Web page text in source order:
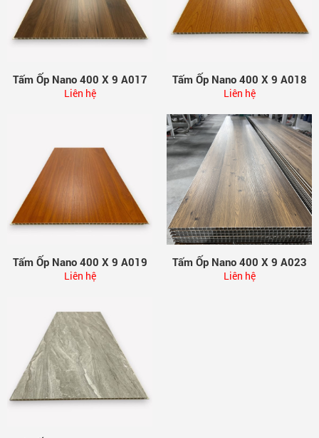
Tấm Ốp Nano 400 X 9 A017
Liên hệ
Tấm Ốp Nano 400 X 9 A018
Liên hệ
Tấm Ốp Nano 400 X 9 A019
Liên hệ
Tấm Ốp Nano 400 X 9 A023
Liên hệ